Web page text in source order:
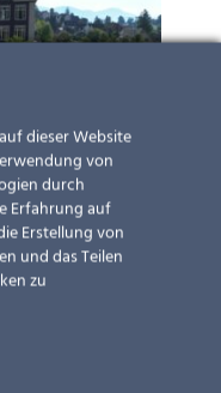
dieser Website
von
durch
Erfahrung auf
Erstellung von
und das Teilen
zu